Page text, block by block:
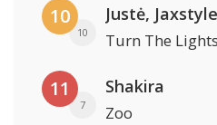
10
10
Justė,
Turn The
11
7
Shakira
Zoo